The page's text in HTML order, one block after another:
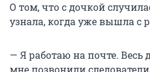
О том, что с дочкой
узнала, когда уже вышла с
— Я работаю на почте. Весь
мне позвонили